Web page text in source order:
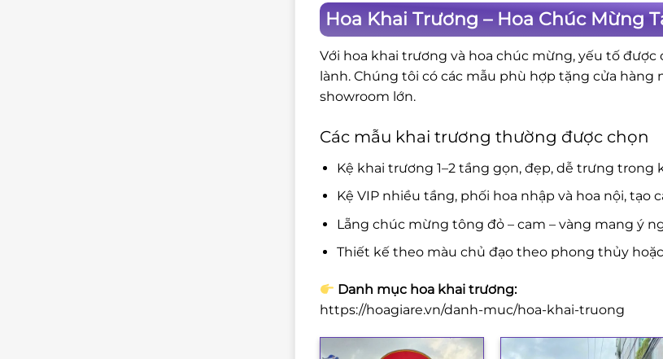
Hoa Khai Trương – Hoa Chúc Mừng
Với hoa khai trương và hoa chúc mừng, yếu tố
lành. Chúng tôi có các mẫu phù hợp tặng cửa hàng
showroom lớn.
Các mẫu khai trương thường được chọn
Kệ khai trương 1–2 tầng gọn, đẹp, dễ trưng trong
Kệ VIP nhiều tầng, phối hoa nhập và hoa nội, tạo
Lẵng chúc mừng tông đỏ – cam – vàng mang ý
Thiết kế theo màu chủ đạo theo phong thủy
Danh mục hoa khai trương:
https://hoagiare.vn/danh-muc/hoa-khai-truong